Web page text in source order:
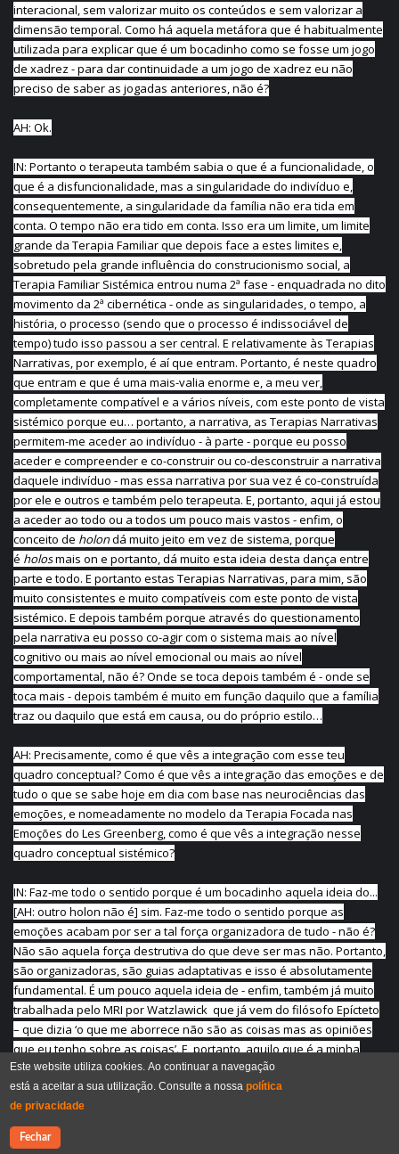
interacional, sem valorizar muito os conteúdos e sem valorizar a
dimensão temporal. Como há aquela metáfora que é habitualmente
utilizada para explicar que é um bocadinho como se fosse um jogo
de xadrez - para dar continuidade a um jogo de xadrez eu não
preciso de saber as jogadas anteriores, não é?
AH: Ok.
IN: Portanto o terapeuta também sabia o que é a funcionalidade, o
que é a disfuncionalidade, mas a singularidade do indivíduo e,
consequentemente, a singularidade da família não era tida em
conta. O tempo não era tido em conta. Isso era um limite, um limite
grande da Terapia Familiar que depois face a estes limites e,
sobretudo pela grande influência do construcionismo social, a
Terapia Familiar Sistémica entrou numa 2ª fase - enquadrada no dito
movimento da 2ª cibernética - onde as singularidades, o tempo, a
história, o processo (sendo que o processo é indissociável de
tempo) tudo isso passou a ser central. E relativamente às Terapias
Narrativas, por exemplo, é aí que entram. Portanto, é neste quadro
que entram e que é uma mais-valia enorme e, a meu ver,
completamente compatível e a vários níveis, com este ponto de vista
sistémico porque eu… portanto, a narrativa, as Terapias Narrativas
permitem-me aceder ao indivíduo - à parte - porque eu posso
aceder e compreender e co-construir ou co-desconstruir a narrativa
daquele indivíduo - mas essa narrativa por sua vez é co-construída
por ele e outros e também pelo terapeuta. E, portanto, aqui já estou
a aceder ao todo ou a todos um pouco mais vastos - enfim, o
conceito de holondá muito jeito em vez de sistema, porque
é holosmais on e portanto, dá muito esta ideia desta dança entre
parte e todo. E portanto estas Terapias Narrativas, para mim, são
muito consistentes e muito compatíveis com este ponto de vista
sistémico. E depois também porque através do questionamento
pela narrativa eu posso co-agir com o sistema mais ao nível
cognitivo ou mais ao nível emocional ou mais ao nível
comportamental, não é? Onde se toca depois também é - onde se
toca mais - depois também é muito em função daquilo que a família
traz ou daquilo que está em causa, ou do próprio estilo…
AH: Precisamente, como é que vês a integração com esse teu
quadro conceptual? Como é que vês a integração das emoções e de
tudo o que se sabe hoje em dia com base nas neurociências das
emoções, e nomeadamente no modelo da Terapia Focada nas
Emoções do Les Greenberg, como é que vês a integração nesse
quadro conceptual sistémico?
IN: Faz-me todo o sentido porque é um bocadinho aquela ideia do...
[AH: outro holon não é] sim. Faz-me todo o sentido porque as
emoções acabam por ser a tal força organizadora de tudo - não é?
Não são aquela força destrutiva do que deve ser mas não. Portanto,
são organizadoras, são guias adaptativas e isso é absolutamente
fundamental. É um pouco aquela ideia de - enfim, também já muito
trabalhada pelo MRI por Watzlawick que já vem do filósofo Epícteto
– que dizia ‘o que me aborrece não são as coisas mas as opiniões
que eu tenho sobre as coisas’. E, portanto, aquilo que é a minha
imagem da realidade é muito trabalhada através deste lado muito
mais emocional, muito mais holístico e muito mais analógico.
AH: Muito bem, muito integrável, não é?
Este website utiliza cookies. Ao continuar a navegação
está a aceitar a sua utilização. Consulte a nossapolítica
de privacidade
Fechar